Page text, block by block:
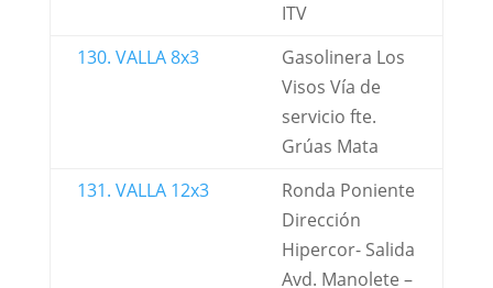
ITV
130. VALLA 8x3
Gasolinera Los
Visos Vía de
servicio fte.
Grúas Mata
131. VALLA 12x3
Ronda Poniente
Dirección
Hipercor- Salida
Avd. Manolete –